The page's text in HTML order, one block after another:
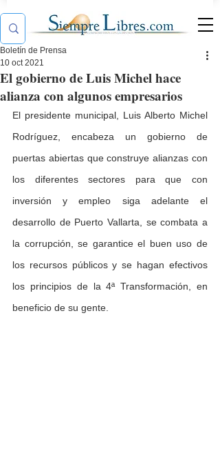
El gobierno de Luis Michel hace
alianza con algunos empresarios
Boletín de Prensa
10 oct 2021
El presidente municipal, Luis Alberto Michel
Rodríguez, encabeza un gobierno de
puertas abiertas que construye alianzas con
los diferentes sectores para que con
inversión y empleo siga adelante el
desarrollo de Puerto Vallarta, se combata a
la corrupción, se garantice el buen uso de
los recursos públicos y se hagan efectivos
los principios de la 4ª Transformación, en
beneficio de su gente.